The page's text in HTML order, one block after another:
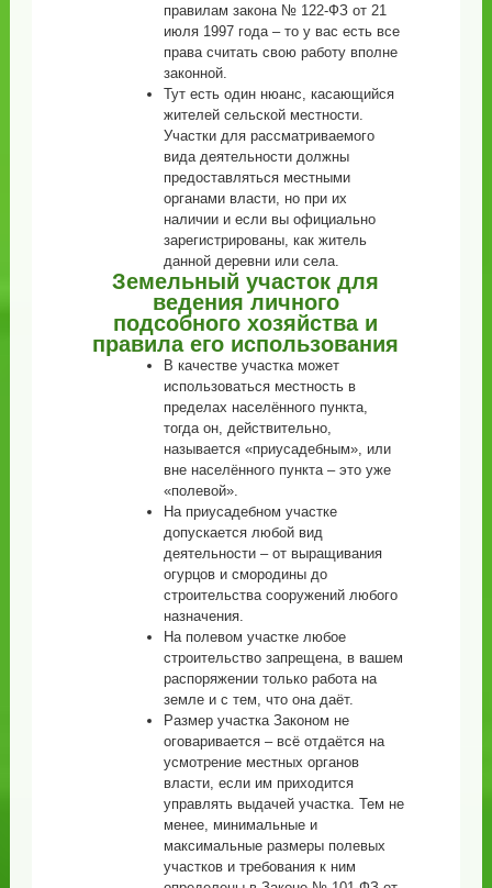
правилам закона № 122-ФЗ от 21
июля 1997 года – то у вас есть все
права считать свою работу вполне
законной.
Тут есть один нюанс, касающийся
жителей сельской местности.
Участки для рассматриваемого
вида деятельности должны
предоставляться местными
органами власти, но при их
наличии и если вы официально
зарегистрированы, как житель
данной деревни или села.
Земельный участок для
ведения личного
подсобного хозяйства и
правила его использования
В качестве участка может
использоваться местность в
пределах населённого пункта,
тогда он, действительно,
называется «приусадебным», или
вне населённого пункта – это уже
«полевой».
На приусадебном участке
допускается любой вид
деятельности – от выращивания
огурцов и смородины до
строительства сооружений любого
назначения.
На полевом участке любое
строительство запрещена, в вашем
распоряжении только работа на
земле и с тем, что она даёт.
Размер участка Законом не
оговаривается – всё отдаётся на
усмотрение местных органов
власти, если им приходится
управлять выдачей участка. Тем не
менее, минимальные и
максимальные размеры полевых
участков и требования к ним